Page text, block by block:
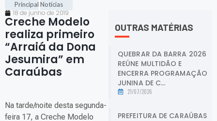
Principal Notícias
18 de junho de 2019
Creche Modelo
realiza primeiro
“Arraiá da Dona
Jesumira” em
Caraúbas
Na tarde/noite desta segunda-
feira 17, a Creche Modelo
OUTRAS MATÉRIAS
QUEBRAR DA BARRA 2026
REÚNE MULTIDÃO E
ENCERRA PROGRAMAÇÃO
JUNINA DE C...
21/07/2026
PREFEITURA DE CARAÚBAS